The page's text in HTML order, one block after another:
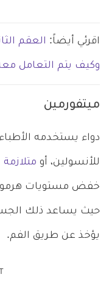
اقرئي أيضاً: العقم
وكيف يتم التعامل
ميتفورمين
دواء يستخدمه
للأنسولين، أو
خفض مستويات
حيث يساعد ذلك
يؤخذ عن طريق الفم.